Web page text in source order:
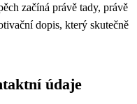
začíná právě tady, právě
dopis, který skutečně
údaje